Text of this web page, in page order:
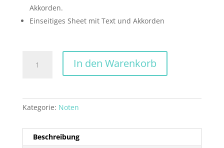
Akkorden.
Einseitiges Sheet mit Text und Akkorden
Menge
In den Warenkorb
Kategorie: Noten
Beschreibung